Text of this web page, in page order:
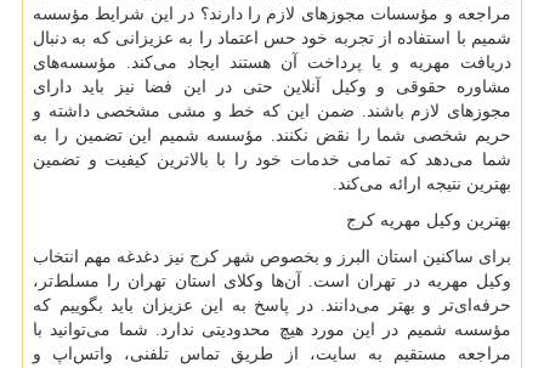
مراجعه و مؤسسات مجوزهای لازم را دارند؟ در این شرایط مؤسسه
شمیم با استفاده از تجربه خود حس اعتماد را به عزیزانی که به دنبال
دریافت مهریه و یا پرداخت آن هستند ایجاد می‌کند. مؤسسه‌های
مشاوره حقوقی و وکیل آنلاین حتی در این فضا نیز باید دارای
مجوزهای لازم باشند. ضمن این که خط و مشی مشخصی داشته و
حریم شخصی شما را نقض نکنند. مؤسسه شمیم این تضمین را به
شما می‌دهد که تمامی خدمات خود را با بالاترین کیفیت و تضمین
بهترین نتیجه ارائه می‌کند.
بهترین وکیل مهریه کرج
برای ساکنین استان البرز و بخصوص شهر کرج نیز دغدغه مهم انتخاب
وکیل مهریه در تهران است. آن‌ها وکلای استان تهران را مسلط‌تر،
حرفه‌ای‌تر و بهتر می‌دانند. در پاسخ به این عزیزان باید بگوییم که
مؤسسه شمیم در این مورد هیچ محدودیتی ندارد. شما می‌توانید با
مراجعه مستقیم به سایت، از طریق تماس تلفنی، واتس‌اپ و